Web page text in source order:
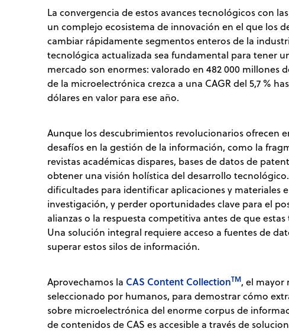
La convergencia de estos avances tecnológicos con
un complejo ecosistema de innovación en el que los
cambiar rápidamente segmentos enteros de la
tecnológica actualizada sea fundamental para tener
mercado son enormes: valorado en 482 000 millones
de la microelectrónica crezca a una CAGR del 5,7 %
dólares en valor para ese año.
Aunque los descubrimientos revolucionarios ofrecen
desafíos en la gestión de la información, como la
revistas académicas dispares, bases de datos de
obtener una visión holística del desarrollo
dificultades para identificar aplicaciones y materiales
investigación, y perder oportunidades clave para el
alianzas o la respuesta competitiva antes de que
Una solución integral requiere acceso a fuentes de
superar estos silos de información.
Aprovechamos la CAS Content CollectionTM, el
seleccionado por humanos, para demostrar cómo
sobre microelectrónica del enorme corpus de
de contenidos de CAS es accesible a través de